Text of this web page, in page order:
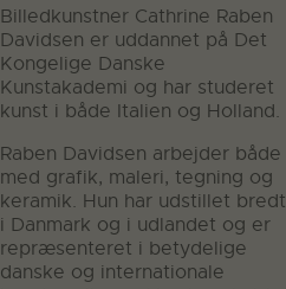
Billedkunstner Cathrine Raben
Davidsen er uddannet på Det
Kongelige Danske
Kunstakademi og har studeret
kunst i både Italien og Holland.
Raben Davidsen arbejder både
med grafik, maleri, tegning og
keramik. Hun har udstillet bredt
i Danmark og i udlandet og er
repræsenteret i betydelige
danske og internationale